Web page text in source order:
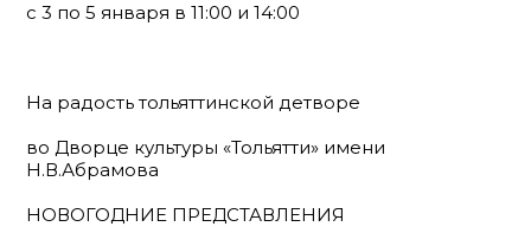
с 3 по 5 января в 11:00 и 14:00
На радость тольяттинской детворе
во Дворце культуры «Тольятти» имени
Н.В.Абрамова
НОВОГОДНИЕ ПРЕДСТАВЛЕНИЯ